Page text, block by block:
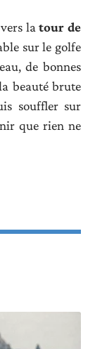
vers latour de
sur le golfe
de bonnes
beauté brute
souffler sur
que rien ne